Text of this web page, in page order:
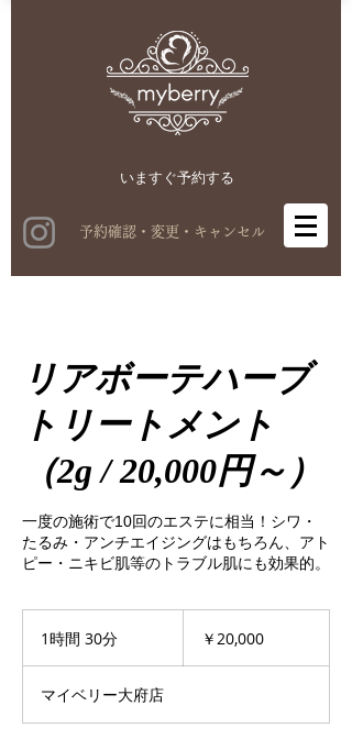
いますぐ​予約する
予約確認・変更・キャンセル
リアボーテハーブ
トリートメント
（2g / 20,000円～）
一度の施術で10回のエステに相当！シワ・
たるみ・アンチエイジングはもちろん、アト
ピー・ニキビ肌等のトラブル肌にも効果的。
1時間 30分
0
分
￥20,000
マイベリー大府店